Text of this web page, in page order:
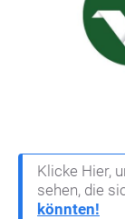
Klicke Hier,
sehen, die
könnten!